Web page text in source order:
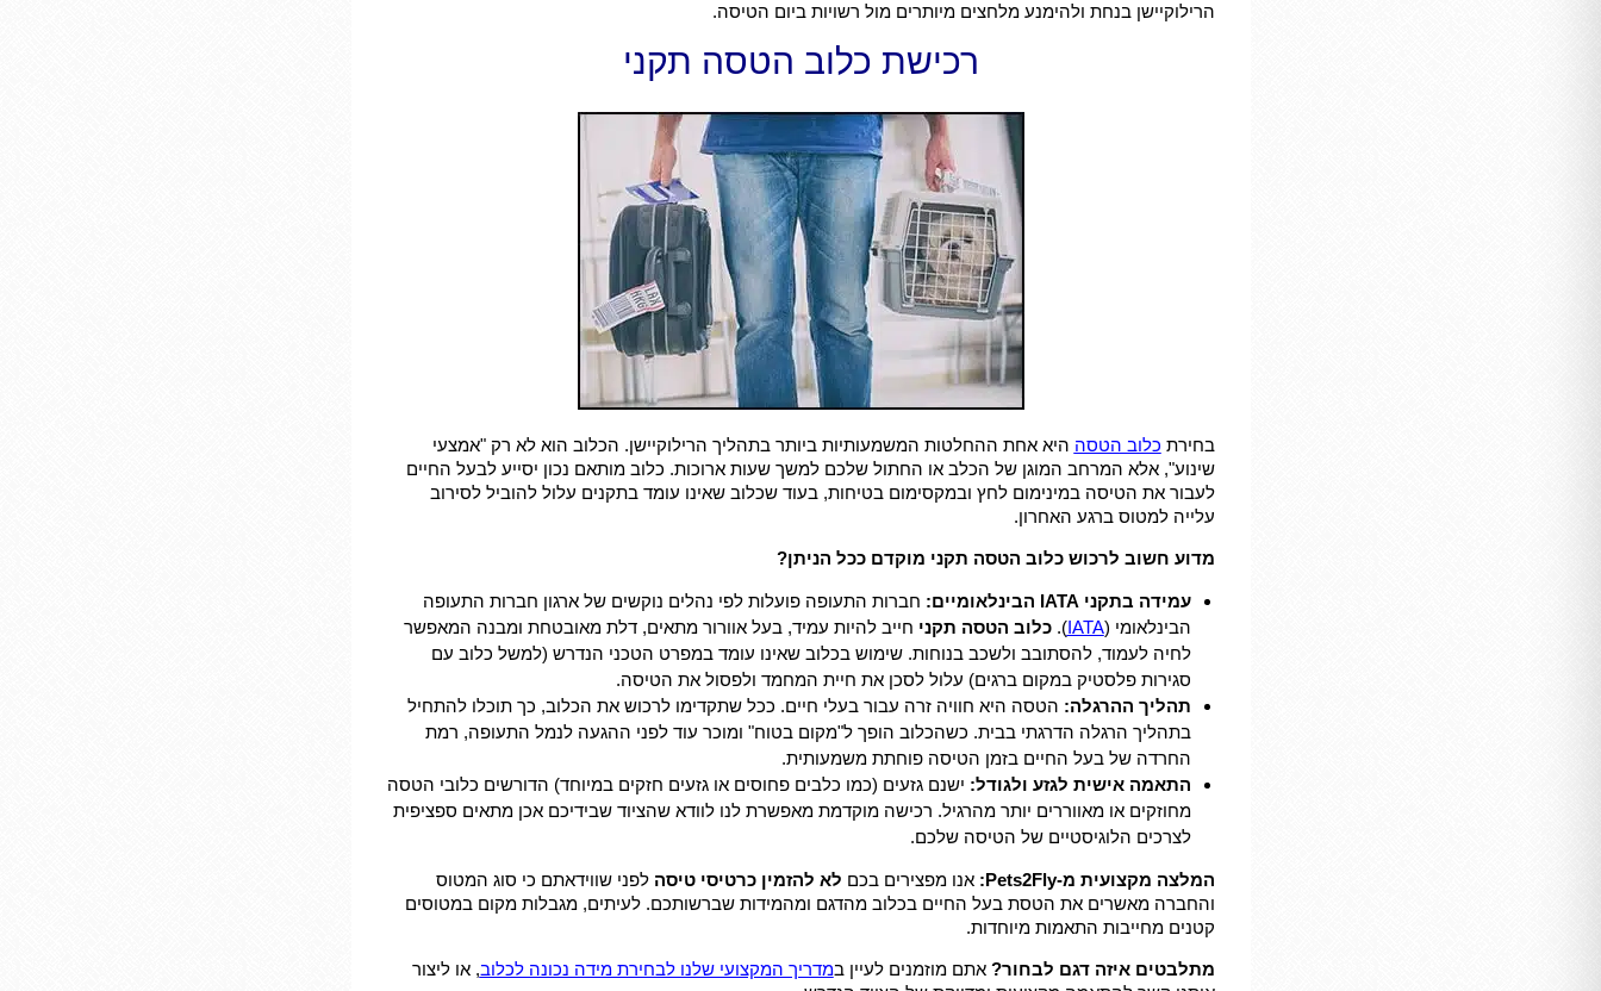
הרילוקיישן בנחת ולהימנע מלחצים מיותרים מול רשויות ביום הטיסה.
רכישת כלוב הטסה תקני
בחירת כלוב הטסה היא אחת ההחלטות המשמעותיות ביותר בתהליך הרילוקיישן. הכלוב הוא לא רק "אמצעי
שינוע", אלא המרחב המוגן של הכלב או החתול שלכם למשך שעות ארוכות. כלוב מותאם נכון יסייע לבעל החיים
לעבור את הטיסה במינימום לחץ ובמקסימום בטיחות, בעוד שכלוב שאינו עומד בתקנים עלול להוביל לסירוב
עלייה למטוס ברגע האחרון.
מדוע חשוב לרכוש כלוב הטסה תקני מוקדם ככל הניתן?
עמידה בתקני IATA הבינלאומיים:
חברות התעופה פועלות לפי נהלים נוקשים של ארגון חברות התעופה
הבינלאומי (IATA
).כלוב הטסה תקני חייב להיות עמיד, בעל אוורור מתאים, דלת מאובטחת ומבנה המאפשר
לחיה לעמוד, להסתובב ולשכב בנוחות. שימוש בכלוב שאינו עומד במפרט הטכני הנדרש (למשל כלוב עם
סגירות פלסטיק במקום ברגים) עלול לסכן את חיית המחמד ולפסול את הטיסה.
תהליך ההרגלה: הטסה היא חוויה זרה עבור בעלי חיים. ככל שתקדימו לרכוש את הכלוב, כך תוכלו להתחיל
בתהליך הרגלה הדרגתי בבית. כשהכלוב הופך ל"מקום בטוח" ומוכר עוד לפני ההגעה לנמל התעופה, רמת
החרדה של בעל החיים בזמן הטיסה פוחתת משמעותית.
התאמה אישית לגזע ולגודל: ישנם גזעים (כמו כלבים פחוסים או גזעים חזקים במיוחד) הדורשים כלובי הטסה
מחוזקים או מאווררים יותר מהרגיל. רכישה מוקדמת מאפשרת לנו לוודא שהציוד שבידיכם אכן מתאים ספציפית
לצרכים הלוגיסטיים של הטיסה שלכם.
המלצה מקצועית מ-Pets2Fly: אנו מפצירים בכם לא להזמין כרטיסי טיסה לפני שווידאתם כי סוג המטוס
והחברה מאשרים את הטסת בעל החיים בכלוב מהדגם ומהמידות שברשותכם. לעיתים, מגבלות מקום במטוסים
קטנים מחייבות התאמות מיוחדות.
מתלבטים איזה דגם לבחור? אתם מוזמנים לעיין במדריך המקצועי שלנו לבחירת מידה נכונה לכלוב, או ליצור